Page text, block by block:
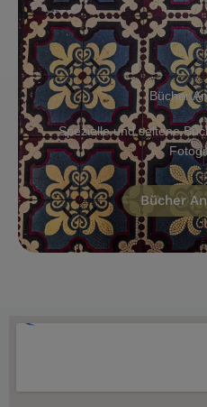
Bücher
Spezielle und seltene
Bücher